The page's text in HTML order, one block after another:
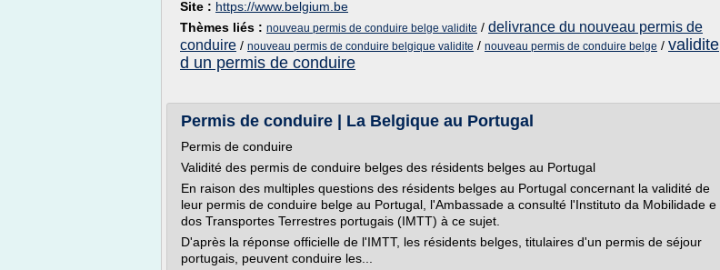
Site : https://www.belgium.be
Thèmes liés : nouveau permis de conduire belge validite / delivrance du nouveau permis de
conduire / nouveau permis de conduire belgique validite / nouveau permis de conduire belge / validite
d un permis de conduire
Permis de conduire | La Belgique au Portugal
Permis de conduire
Validité des permis de conduire belges des résidents belges au Portugal
En raison des multiples questions des résidents belges au Portugal concernant la validité de
leur permis de conduire belge au Portugal, l'Ambassade a consulté l'Instituto da Mobilidade e
dos Transportes Terrestres portugais (IMTT) à ce sujet.
D'après la réponse officielle de l'IMTT, les résidents belges, titulaires d'un permis de séjour
portugais, peuvent conduire les...